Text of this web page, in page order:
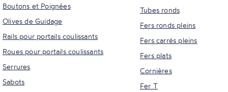
Boutons et Poignées
Olives de Guidage
Rails pour portails coulissants
Roues pour portails coulissants
Serrures
Sabots
Tubes ronds
Fers ronds pleins
Fers carrés pleins
Fers plats
Cornières
Fer T